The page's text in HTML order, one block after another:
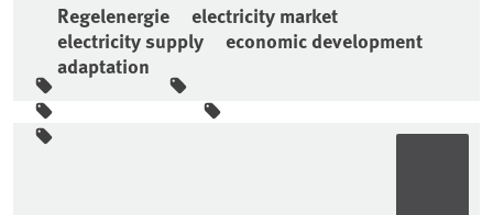
Regelenergie
electricity market
electricity supply
economic development
adaptation
Sidebar